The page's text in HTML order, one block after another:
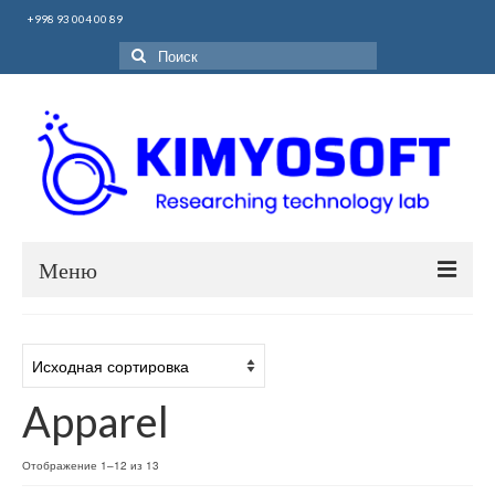
+998 93 004 00 89
Поиск:
Меню
О нас
Гальвано-химикаты
Продукты
Apparel
Отображение 1–12 из 13